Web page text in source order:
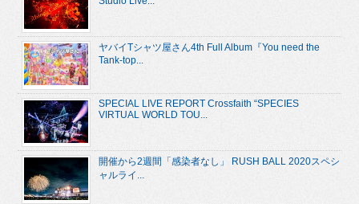
ヤバイTシャツ屋さん4th Full Album『You need the
Tank-top...
SPECIAL LIVE REPORT Crossfaith “SPECIES
VIRTUAL WORLD TOU...
開催から2週間「感染者なし」 RUSH BALL 2020スペシ
ャルライ...